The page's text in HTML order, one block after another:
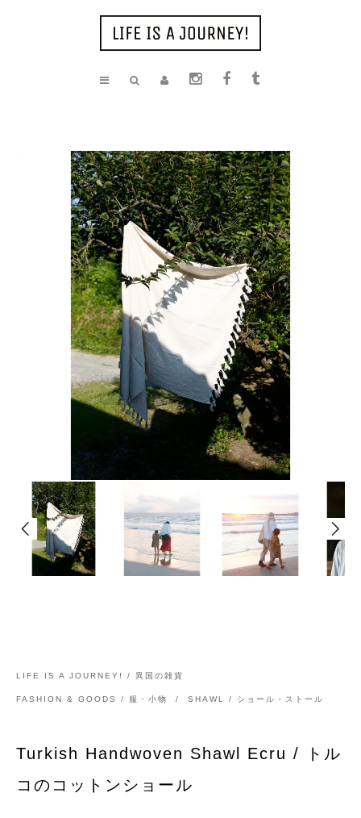
LIFE IS A JOURNEY! / 異国の雑貨
FASHION & GOODS / 服・小物 / SHAWL / ショール・ストール
Turkish Handwoven Shawl Ecru / トル
コのコットンショール